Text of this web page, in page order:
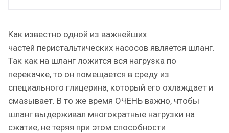
Как известно одной из важнейших
частей перистальтических насосов является шланг.
Так как на шланг ложится вся нагрузка по
перекачке, то он помещается в среду из
специального глицерина, который его охлаждает и
смазывает. В то же время ОЧЕНЬ важно, чтобы
шланг выдерживал многократные нагрузки на
сжатие, не теряя при этом способности